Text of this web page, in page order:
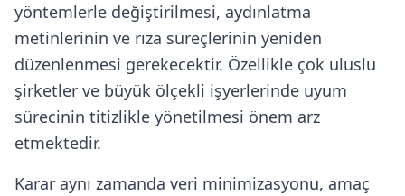
yöntemlerle değiştirilmesi, aydınlatma
metinlerinin ve rıza süreçlerinin yeniden
düzenlenmesi gerekecektir. Özellikle çok uluslu
şirketler ve büyük ölçekli işyerlerinde uyum
sürecinin titizlikle yönetilmesi önem arz
etmektedir.
Karar aynı zamanda veri minimizasyonu, amaç